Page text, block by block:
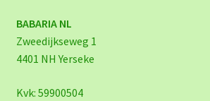
BABARIA NL
Zweedijkseweg 1
4401 NH Yerseke
Kvk: 59900504